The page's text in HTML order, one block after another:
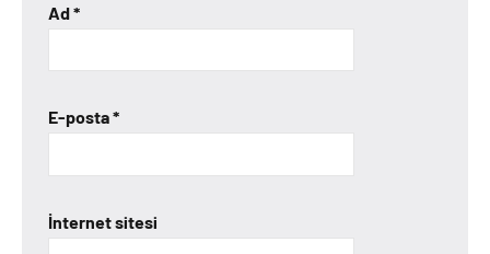
Ad*
E-posta*
İnternet sitesi